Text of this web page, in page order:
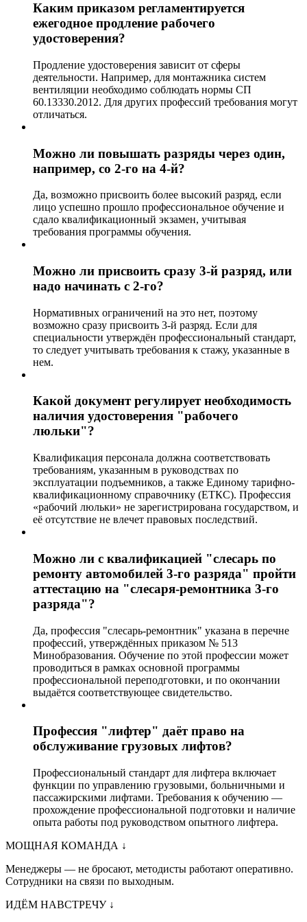
Каким приказом регламентируется
ежегодное продление рабочего
удостоверения?
Продление удостоверения зависит от сферы
деятельности. Например, для монтажника систем
вентиляции необходимо соблюдать нормы СП
60.13330.2012. Для других профессий требования могут
отличаться.
Можно ли повышать разряды через один,
например, со 2-го на 4-й?
Да, возможно присвоить более высокий разряд, если
лицо успешно прошло профессиональное обучение и
сдало квалификационный экзамен, учитывая
требования программы обучения.
Можно ли присвоить сразу 3-й разряд, или
надо начинать с 2-го?
Нормативных ограничений на это нет, поэтому
возможно сразу присвоить 3-й разряд. Если для
специальности утверждён профессиональный стандарт,
то следует учитывать требования к стажу, указанные в
нем.
Какой документ регулирует необходимость
наличия удостоверения "рабочего
люльки"?
Квалификация персонала должна соответствовать
требованиям, указанным в руководствах по
эксплуатации подъемников, а также Единому тарифно-
квалификационному справочнику (ЕТКС). Профессия
«рабочий люльки» не зарегистрирована государством, и
её отсутствие не влечет правовых последствий.
Можно ли с квалификацией "слесарь по
ремонту автомобилей 3-го разряда" пройти
аттестацию на "слесаря-ремонтника 3-го
разряда"?
Да, профессия "слесарь-ремонтник" указана в перечне
профессий, утверждённых приказом № 513
Минобразования. Обучение по этой профессии может
проводиться в рамках основной программы
профессиональной переподготовки, и по окончании
выдаётся соответствующее свидетельство.
Профессия "лифтер" даёт право на
обслуживание грузовых лифтов?
Профессиональный стандарт для лифтера включает
функции по управлению грузовыми, больничными и
пассажирскими лифтами. Требования к обучению —
прохождение профессиональной подготовки и наличие
опыта работы под руководством опытного лифтера.
МОЩНАЯ КОМАНДА ↓
Менеджеры — не бросают, методисты работают оперативно.
Сотрудники на связи по выходным.
ИДЁМ НАВСТРЕЧУ ↓